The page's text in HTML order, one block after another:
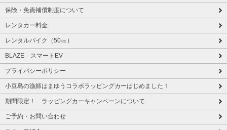
保険・免責補償制度について
レンタカー料金
レンタルバイク（50㏄）
BLAZE スマートEV
プライバシーポリシー
小豆島の漁師はまゆうコラボラッピングカーはじめました！
期間限定！ ラッピングカーキャンペーンについて
ご予約・お問い合わせ